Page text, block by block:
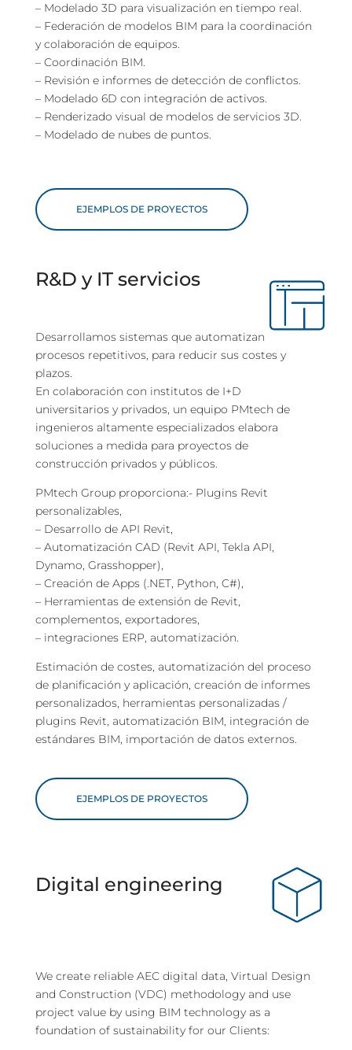
– Modelado 3D para visualización en tiempo real.
– Federación de modelos BIM para la coordinación
y colaboración de equipos.
– Coordinación BIM.
– Revisión e informes de detección de conflictos.
– Modelado 6D con integración de activos.
– Renderizado visual de modelos de servicios 3D.
– Modelado de nubes de puntos.
EJEMPLOS DE PROYECTOS
R&D y IT servicios
Desarrollamos sistemas que automatizan
procesos repetitivos, para reducir sus costes y
plazos.
En colaboración con institutos de I+D
universitarios y privados, un equipo PMtech de
ingenieros altamente especializados elabora
soluciones a medida para proyectos de
construcción privados y públicos.
PMtech Group proporciona:- Plugins Revit
personalizables,
– Desarrollo de API Revit,
– Automatización CAD (Revit API, Tekla API,
Dynamo, Grasshopper),
– Creación de Apps (.NET, Python, C#),
– Herramientas de extensión de Revit,
complementos, exportadores,
– integraciones ERP, automatización.
Estimación de costes, automatización del proceso
de planificación y aplicación, creación de informes
personalizados, herramientas personalizadas /
plugins Revit, automatización BIM, integración de
estándares BIM, importación de datos externos.
EJEMPLOS DE PROYECTOS
Digital engineering
We create reliable AEC digital data, Virtual Design
and Construction (VDC) methodology and use
project value by using BIM technology as a
foundation of sustainability for our Clients: